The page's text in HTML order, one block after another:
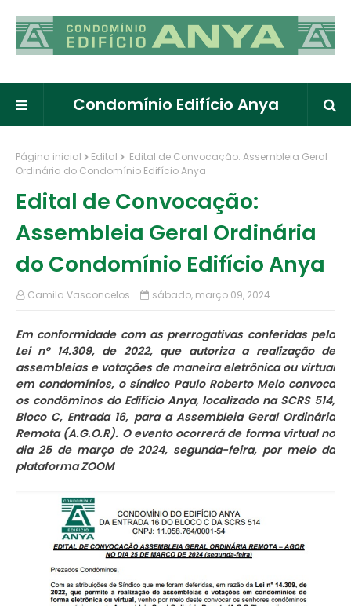
Condomínio Edifício Anya
Página inicial Edital
Edital de Convocação: Assembleia Geral
Ordinária do Condomínio Edifício Anya
Edital de Convocação:
Assembleia Geral Ordinária
do Condomínio Edifício Anya
Camila Vasconcelos sábado, março 09, 2024
Em conformidade com as prerrogativas conferidas pela
Lei nº 14.309, de 2022, que autoriza a realização de
assembleias e votações de maneira eletrônica ou virtual
em condomínios, o síndico Paulo Roberto Melo convoca
os condôminos do Edifício Anya, localizado na SCRS 514,
Bloco C, Entrada 16, para a Assembleia Geral Ordinária
Remota (A.G.O.R). O evento ocorrerá de forma virtual no
dia 25 de março de 2024, segunda-feira, por meio da
plataforma ZOOM